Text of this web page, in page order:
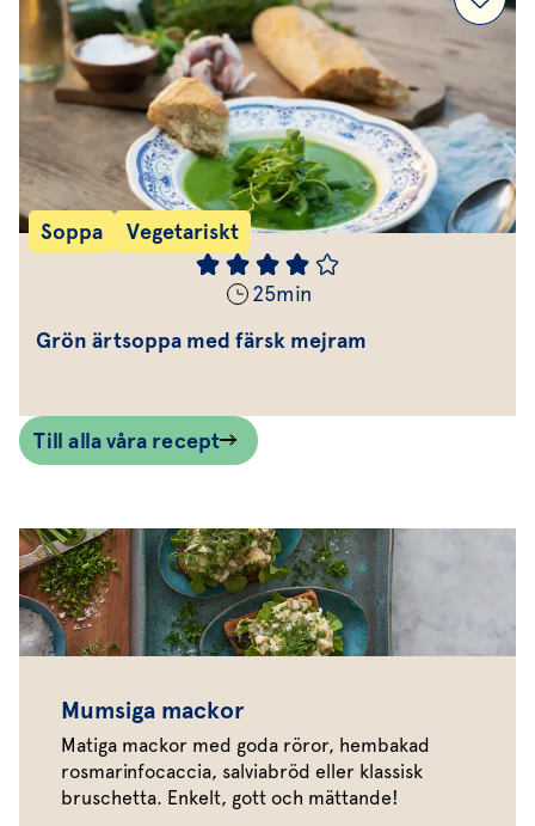
Soppa Vegetariskt
25min
Grön ärtsoppa med färsk mejram
Till alla våra recept
Mumsiga mackor
Matiga mackor med goda röror, hembakad
rosmarinfocaccia, salviabröd eller klassisk
bruschetta. Enkelt, gott och mättande!